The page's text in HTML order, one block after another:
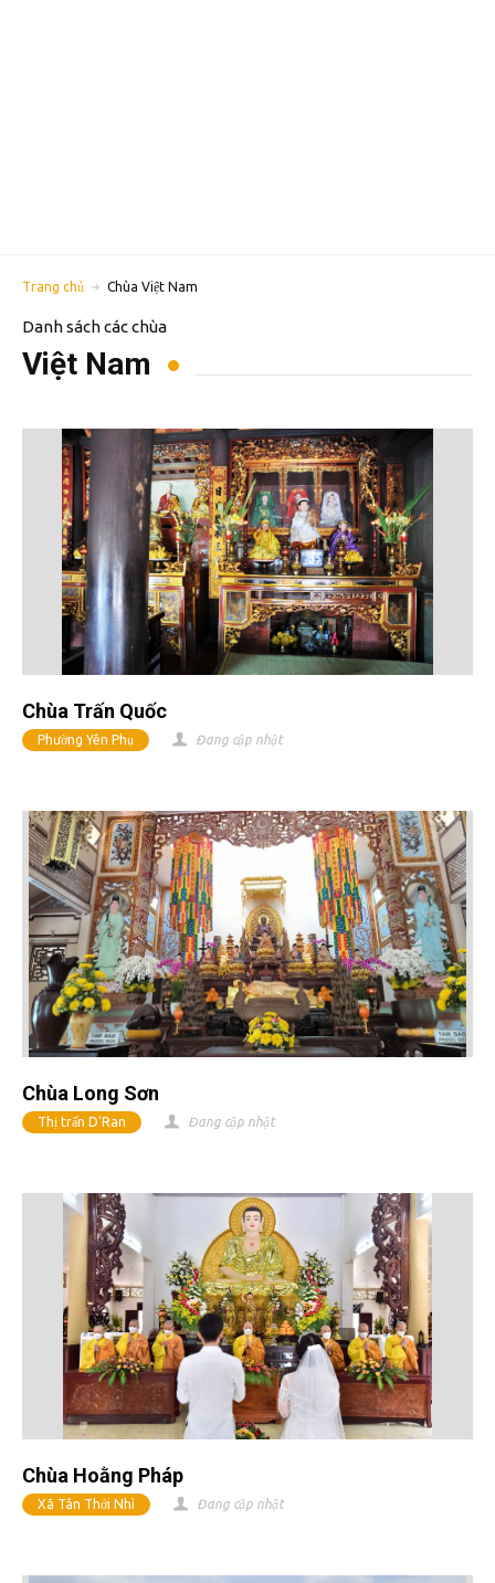
Trang chủ Chùa Việt Nam
Danh sách các chùa
Việt Nam
Chùa Trấn Quốc
Phường Yên Phụ Đang cập nhật
Chùa Long Sơn
Thị trấn D'Ran Đang cập nhật
Chùa Hoằng Pháp
Xã Tân Thới Nhì Đang cập nhật